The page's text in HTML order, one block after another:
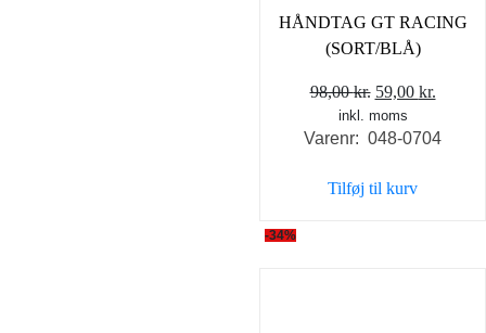
HÅNDTAG GT RACING
(SORT/BLÅ)
98,00kr. Den
oprindelige
pris
98,00 kr..
59,00 kr.
pris
inkl. moms
Varenr: 048-0704
Tilføj til kurv
-34%